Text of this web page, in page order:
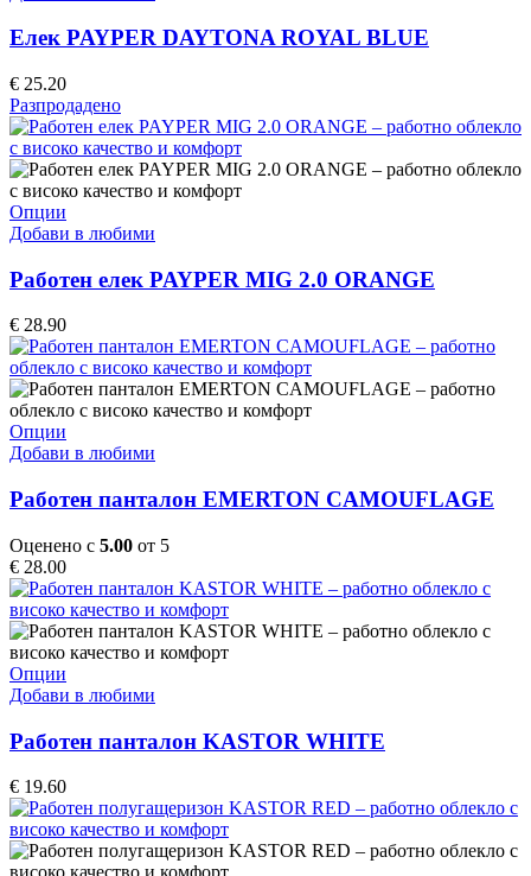
multiple
The
options
may
be
chosen
on
product
page
Елек PAYPER DAYTONA ROYAL BLUE
€ 25.20
Разпродадено
Опции
product
multiple
variants.
The
options
may
be
chosen
the
product
Добави в любими
Работен елек PAYPER MIG 2.0 ORANGE
€ 28.90
Опции
product
multiple
variants.
options
be
chosen
on
the
product
page
Добави в любими
Работен панталон EMERTON CAMOUFLAGE
Оценено с 5.00 от 5
€ 28.00
Опции
product
multiple
variants.
The
options
may
be
chosen
Добави в любими
Работен панталон KASTOR WHITE
€ 19.60